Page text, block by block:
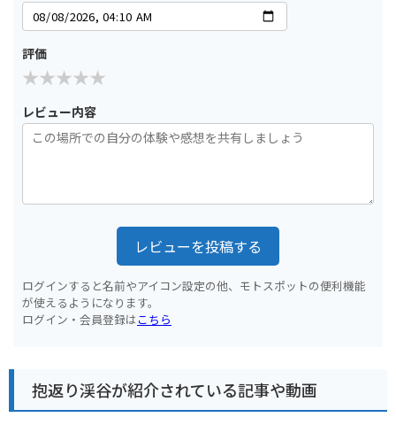
評価
レビュー内容
レビューを投稿する
ログインすると名前やアイコン設定の他、モトスポットの便利機能
が使えるようになります。
ログイン・会員登録はこちら
抱返り渓谷が紹介されている記事や動画